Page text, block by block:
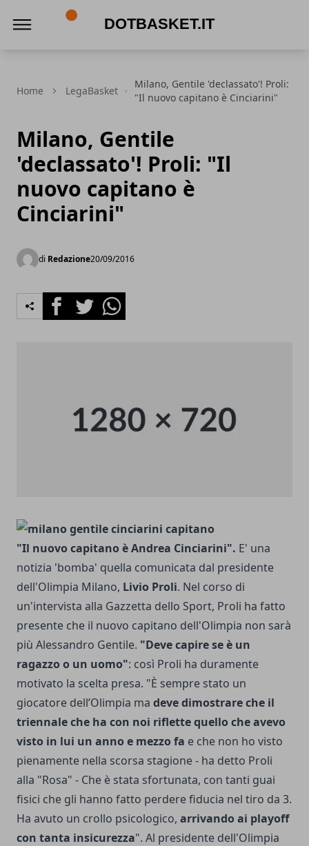
Home LegaBasket
Milano, Gentile 'declassato'! Proli:
"Il nuovo capitano è Cinciarini"
Milano, Gentile
'declassato'! Proli: "Il
nuovo capitano è
Cinciarini"
di Redazione20/09/2016
FacebookTwitterWhatsapp
"Il nuovo capitano è Andrea Cinciarini". E' una
notizia 'bomba' quella comunicata dal presidente
dell'Olimpia Milano, Livio Proli. Nel corso di
un'intervista alla Gazzetta dello Sport, Proli ha fatto
presente che il nuovo capitano dell'Olimpia non sarà
più Alessandro Gentile. "Deve capire se è un
ragazzo o un uomo": così Proli ha duramente
motivato la scelta presa. "È sempre stato un
giocatore dell’Olimpia ma deve dimostrare che il
triennale che ha con noi riflette quello che avevo
visto in lui un anno e mezzo fa e che non ho visto
pienamente nella scorsa stagione - ha detto Proli
alla "Rosa" - Che è stata sfortunata, con tanti guai
fisici che gli hanno fatto perdere fiducia nel tiro da 3.
Ha avuto un crollo psicologico, arrivando ai playoff
con tanta insicurezza". Al presidente dell'Olimpia